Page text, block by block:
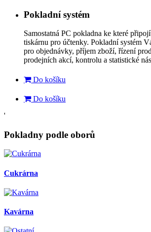
Pokladní systém
Samostatná PC pokladna ke které
tiskárnu pro účtenky. Pokladní systém
pro objednávky, příjem zboží, řízení
prodejních akcí, kontrolu a statistické
Do košíku
Do košíku
'
Pokladny podle oborů
Cukrárna
Kavárna